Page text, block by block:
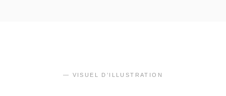
— VISUEL D’ILLUSTRATION